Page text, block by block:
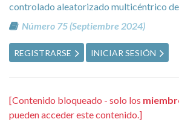
controlado aleatorizado multicéntrico
Número 75 (Septiembre 2024)
REGISTRARSE INICIAR SESIÓN
[Contenido bloqueado - solo los
pueden acceder este contenido.]